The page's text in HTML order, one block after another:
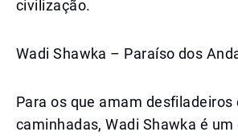
civilização.
Wadi Shawka – Paraíso dos
Para os que amam desfiladeiros
caminhadas, Wadi Shawka é